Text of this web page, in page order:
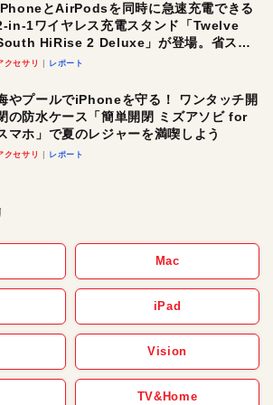
とAirPodsを同時に急速充電できる
in-1ワイヤレス充電スタンド「Twelve
HiRise 2 Deluxe」が登場。省スペ
スでおしゃれに充電したい人にオスス
クセサリ レポート
やプールでiPhoneを守る！ ワンタッチ開
の防水ケース「簡単開閉 ミズアソビ for
マホ」で夏のレジャーを満喫しよう
クセサリ レポート
Mac
iPad
Vision
TV&Home